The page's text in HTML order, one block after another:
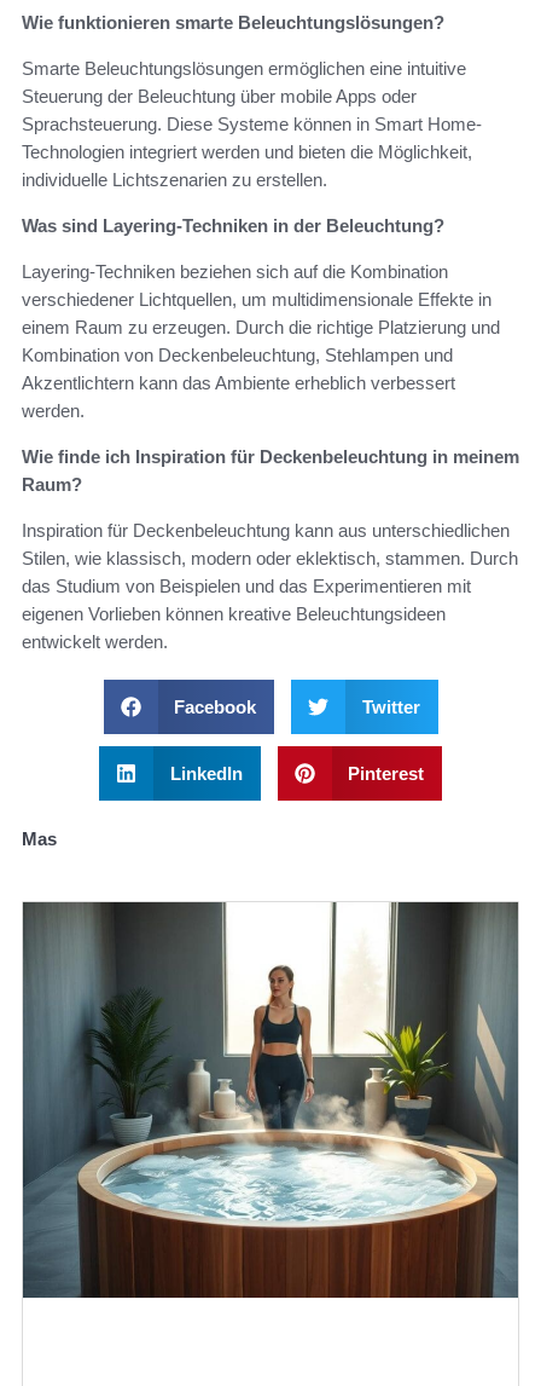
Wie funktionieren smarte Beleuchtungslösungen?
Smarte Beleuchtungslösungen ermöglichen eine intuitive
Steuerung der Beleuchtung über mobile Apps oder
Sprachsteuerung. Diese Systeme können in Smart Home-
Technologien integriert werden und bieten die Möglichkeit,
individuelle Lichtszenarien zu erstellen.
Was sind Layering-Techniken in der Beleuchtung?
Layering-Techniken beziehen sich auf die Kombination
verschiedener Lichtquellen, um multidimensionale Effekte in
einem Raum zu erzeugen. Durch die richtige Platzierung und
Kombination von Deckenbeleuchtung, Stehlampen und
Akzentlichtern kann das Ambiente erheblich verbessert
werden.
Wie finde ich Inspiration für Deckenbeleuchtung in meinem
Raum?
Inspiration für Deckenbeleuchtung kann aus unterschiedlichen
Stilen, wie klassisch, modern oder eklektisch, stammen. Durch
das Studium von Beispielen und das Experimentieren mit
eigenen Vorlieben können kreative Beleuchtungsideen
entwickelt werden.
Facebook Twitter
LinkedIn Pinterest
Mas